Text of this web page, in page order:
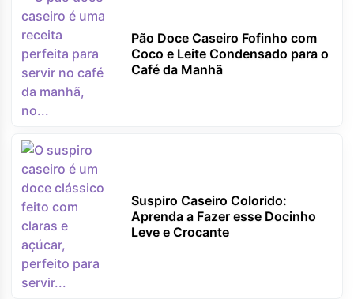
Pão Doce Caseiro Fofinho com
Coco e Leite Condensado para o
Café da Manhã
Suspiro Caseiro Colorido:
Aprenda a Fazer esse Docinho
Leve e Crocante